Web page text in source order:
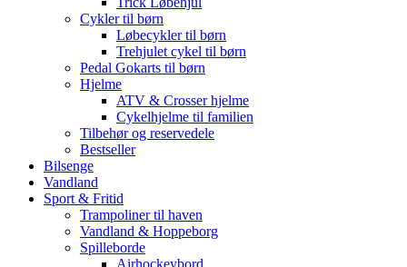
Cykler til børn
Løbecykler til børn
Trehjulet cykel til børn
Pedal Gokarts til børn
Hjelme
ATV & Crosser hjelme
Cykelhjelme til familien
Tilbehør og reservedele
Bestseller
Bilsenge
Vandland
Sport & Fritid
Trampoliner til haven
Vandland & Hoppeborg
Spilleborde
Airhockeybord